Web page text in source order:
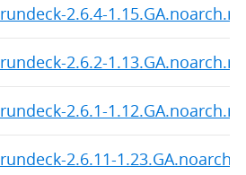
rundeck-2.6.4-
rundeck-2.6.2-
rundeck-2.6.1-
rundeck-2.6.11-